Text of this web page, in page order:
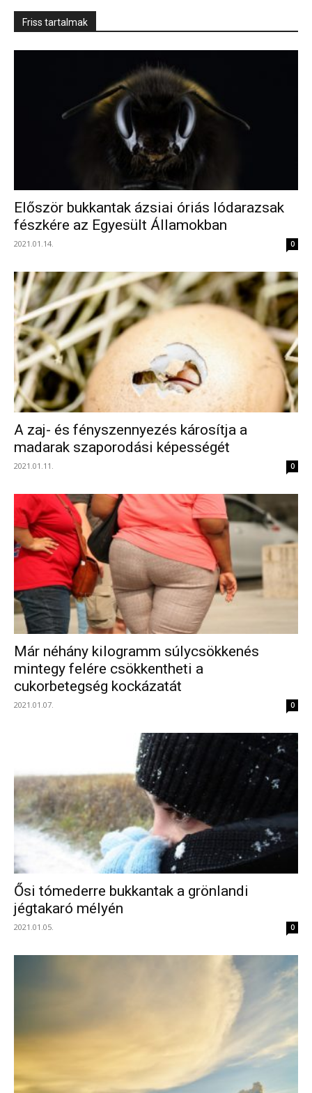
Friss tartalmak
Először bukkantak ázsiai óriás lódarazsak
fészkére az Egyesült Államokban
2021.01.14. 0
A zaj- és fényszennyezés károsítja a
madarak szaporodási képességét
2021.01.11. 0
Már néhány kilogramm súlycsökkenés
mintegy felére csökkentheti a
cukorbetegség kockázatát
2021.01.07. 0
Ősi tómederre bukkantak a grönlandi
jégtakaró mélyén
2021.01.05. 0